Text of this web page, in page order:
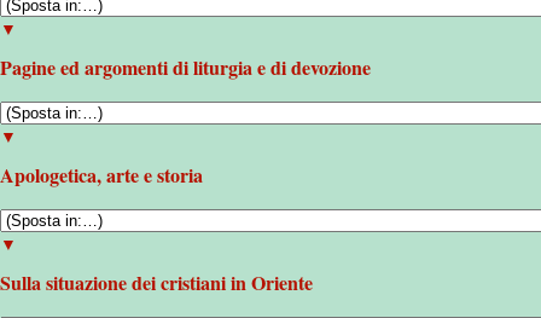
▼
Pagine ed argomenti di liturgia e di devozione
▼
Apologetica, arte e storia
▼
Sulla situazione dei cristiani in Oriente